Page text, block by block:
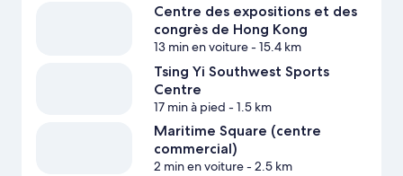
Centre des expositions et des
congrès de Hong Kong
13 min en voiture- 15.4 km
Tsing Yi Southwest Sports
Centre
17 min à pied - 1.5 km
Maritime Square (centre
commercial)
2 min en voiture- 2.5 km